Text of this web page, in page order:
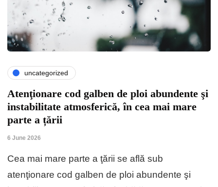
uncategorized
Atenţionare cod galben de ploi abundente şi
instabilitate atmosferică, în cea mai mare
parte a țării
6 June 2026
Cea mai mare parte a ţării se află sub
atenţionare cod galben de ploi abundente şi